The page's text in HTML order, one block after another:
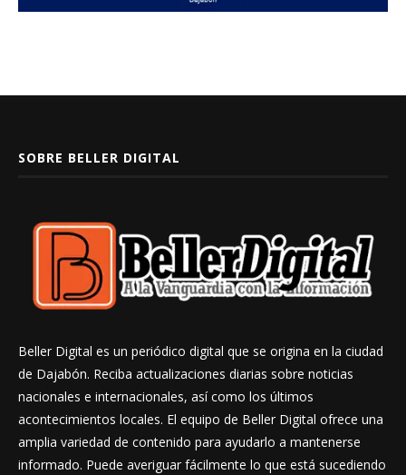
SOBRE BELLER DIGITAL
Beller Digital es un periódico digital que se origina en la ciudad
de Dajabón. Reciba actualizaciones diarias sobre noticias
nacionales e internacionales, así como los últimos
acontecimientos locales. El equipo de Beller Digital ofrece una
amplia variedad de contenido para ayudarlo a mantenerse
informado. Puede averiguar fácilmente lo que está sucediendo